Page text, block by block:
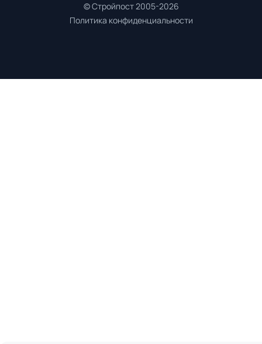
© Стройпост 2005-2026
Политика конфиденциальности